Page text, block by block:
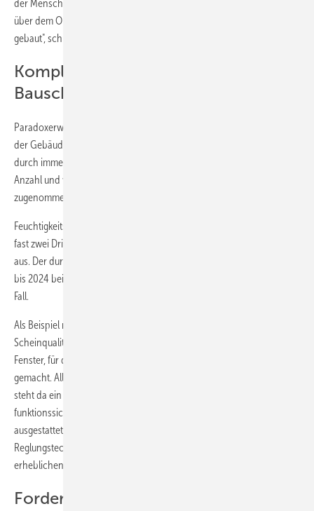
der Menschen verbessern. Aber weil die Lärmbelastung ganz knapp
über dem Orientierungswert lag, wurden die Balkone gar nicht erst
gebaut", schildert Prof. Dietmar Walberg.
Komplexere Normen führen zu mehr
Bauschäden
Paradoxerweise steigt durch komplexere Normen nicht die Qualität
der Gebäude – im Gegenteil. „Fatal ist, dass die Qualität der Gebäude
durch immer komplexere Normen nicht steigt. Im Gegenteil: Die
Anzahl und vor allem die Kosten der Bauschäden haben stark
zugenommen", warnt Heike Böhmer.
Feuchtigkeitsschäden und Schäden an der Baukonstruktion machen
fast zwei Drittel der durch Versicherungen regulierten Bauschäden
aus. Der durchschnittliche Aufwand je Schadensfall hat sich von 2013
bis 2024 beinahe verdoppelt – auf fast 14.000 Euro pro reguliertem
Fall.
Als Beispiel nennt Böhmer die Energieeffizienz: „Die stellt oft nur eine
Scheinqualität auf dem Papier dar. Da werden Solo-Auflagen für die
Fenster, für die Wärmedämmung und für die Heizungstechnik
gemacht. Alles wird in der Theorie maximal ausgereizt. Und am Ende
steht da ein Haus – völlig überdämmt, luftdicht, nur noch
funktionssicher mit wartungsaufwendiger Lüftungstechnik
ausgestattet, mit hochkomplexer, reparaturanfälliger Heizungs- und
Reglungstechnik. Insgesamt also viel zu teuer, oft mit Baumängeln und
erheblichen Risiken zum Beispiel für Feuchtigkeitsschäden."
Forderung: „Gebäude-Typ E" als